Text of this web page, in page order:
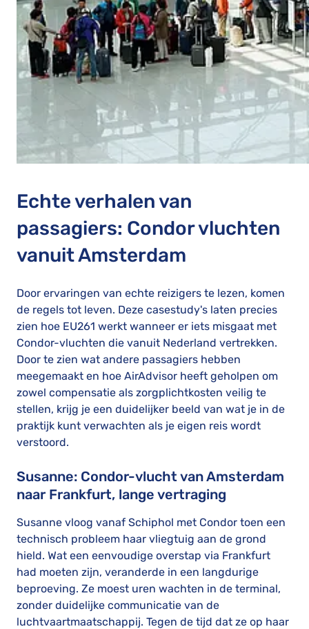
Echte verhalen van
passagiers: Condor vluchten
vanuit Amsterdam
Door ervaringen van echte reizigers te lezen, komen
de regels tot leven. Deze casestudy's laten precies
zien hoe EU261 werkt wanneer er iets misgaat met
Condor-vluchten die vanuit Nederland vertrekken.
Door te zien wat andere passagiers hebben
meegemaakt en hoe AirAdvisor heeft geholpen om
zowel compensatie als zorgplichtkosten veilig te
stellen, krijg je een duidelijker beeld van wat je in de
praktijk kunt verwachten als je eigen reis wordt
verstoord.
Susanne: Condor-vlucht van Amsterdam
naar Frankfurt, lange vertraging
Susanne vloog vanaf Schiphol met Condor toen een
technisch probleem haar vliegtuig aan de grond
hield. Wat een eenvoudige overstap via Frankfurt
had moeten zijn, veranderde in een langdurige
beproeving. Ze moest uren wachten in de terminal,
zonder duidelijke communicatie van de
luchtvaartmaatschappij. Tegen de tijd dat ze op haar